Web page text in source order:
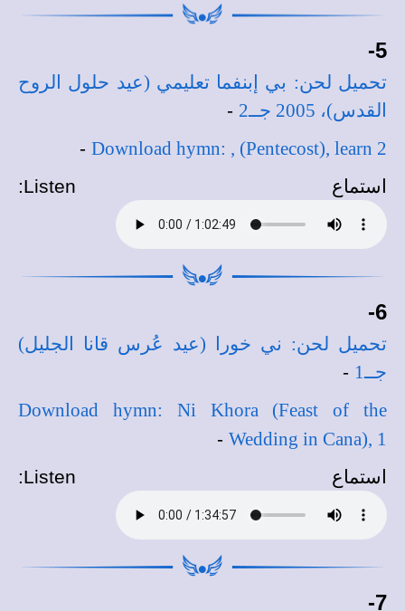
5-
تحميل لحن: بي إبنفما تعليمي (عيد حلول الروح
القدس)، 2005 جــ2
-
Download hymn: , (Pentecost), learn 2
-
استماع Listen
:
6-
تحميل لحن: ني خورا (عيد عُرس قانا الجليل)
جــ1
-
Download hymn: Ni Khora (Feast of the
Wedding in Cana), 1
-
استماع Listen
:
7-